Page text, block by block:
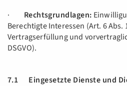
· Rechtsgrundlagen:
Berechtigte Interessen (Art. 6 Abs.
Vertragserfüllung und
DSGVO).
7.1 Eingesetzte Dienste und